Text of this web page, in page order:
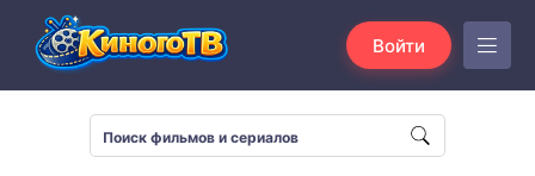
Войти